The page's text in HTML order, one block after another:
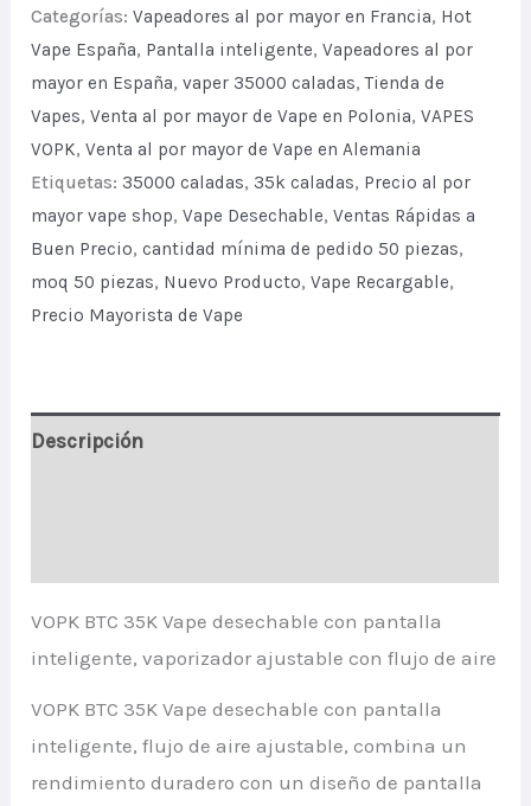
35K
Smart
Display
Disposable
Vape
Adjustable
Airflow
quantity
Categorías:Vapeadores al por mayor en Francia, Hot
Vape España, Pantalla inteligente,Vapeadores al por
mayor en España,vaper 35000 caladas,Tienda de
Vapes,Venta al por mayor de Vape en Polonia,VAPES
VOPK,Venta al por mayor de Vape en Alemania
Etiquetas: 35000 caladas, 35k caladas, Precio al por
mayor vape shop,Vape Desechable,Ventas Rápidas a
Buen Precio,cantidad mínima de pedido 50 piezas,
moq 50 piezas, Nuevo Producto,Vape Recargable,
Precio Mayorista de Vape
Descripción
VOPK BTC 35K Vape desechable con pantalla
inteligente, vaporizador ajustable con flujo de aire
VOPK BTC 35K Vape desechable con pantalla
inteligente, flujo de aire ajustable, combina un
rendimiento duradero con un diseño de pantalla